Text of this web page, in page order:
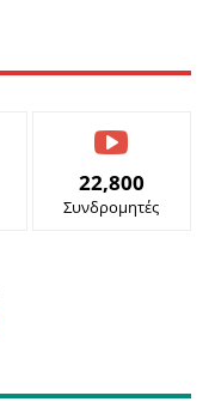
22,800
Συνδρομητές